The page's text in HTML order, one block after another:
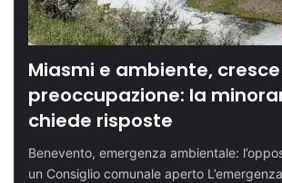
Miasmi e ambiente,
preoccupazione: la
chiede risposte
Benevento, emergenza ambientale:
un Consiglio comunale aperto